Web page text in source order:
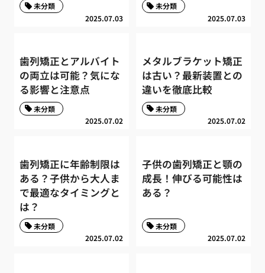
2025.07.03
未分類
2025.07.03
未分類
歯列矯正とアルバイト
の両立は可能？気にな
る影響と注意点
2025.07.02
未分類
メタルブラケット矯正
は古い？最新装置との
違いを徹底比較
2025.07.02
未分類
歯列矯正に年齢制限は
ある？子供から大人ま
で最適なタイミングと
は？
2025.07.02
未分類
子供の歯列矯正と顎の
成長！伸びる可能性は
ある？
2025.07.02
未分類